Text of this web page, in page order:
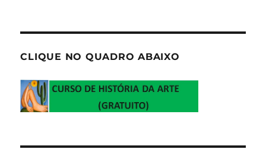
CLIQUE NO QUADRO ABAIXO